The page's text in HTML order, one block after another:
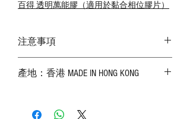
百得 透明萬能膠（適用於黏合相位膠片）
注意事項
實物為準；
－ 植鞣皮革容易受環境、使用程度等產生
產地：香港 MADE IN HONG KONG